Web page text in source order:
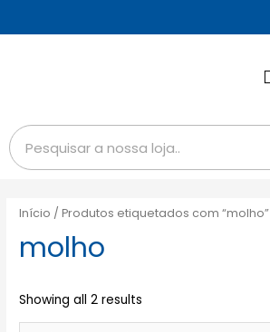
Início / Produtos etiquetados com “molho”
molho
Showing all 2 results